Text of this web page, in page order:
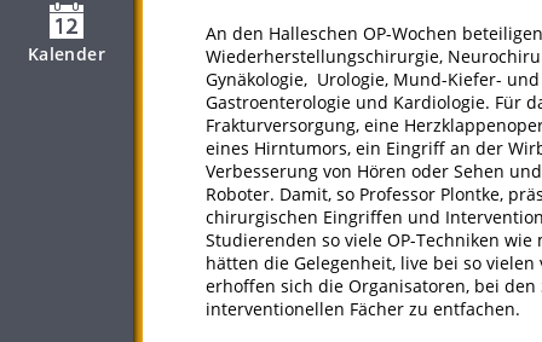
Kalender
An den Halleschen OP-Wochen
Wiederherstellungschirurgie,
Gynäkologie, Urologie, Mund-Kiefer-
Gastroenterologie und Kardiologie. Für
Frakturversorgung, eine
eines Hirntumors, ein Eingriff an der
Verbesserung von Hören oder Sehen
Roboter. Damit, so Professor Plontke,
chirurgischen Eingriffen und
Studierenden so viele OP-Techniken
hätten die Gelegenheit, live bei so
erhoffen sich die Organisatoren, bei
interventionellen Fächer zu entfachen.